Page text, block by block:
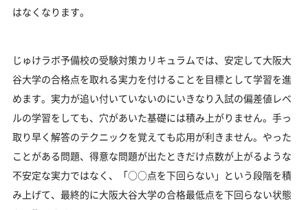
はなくなります。
じゅけラボ予備校の受験対策カリキュラムでは、安定して大阪大
谷大学の合格点を取れる実力を付けることを目標として学習を進
めます。実力が追い付いていないのにいきなり入試の偏差値レベ
ルの学習をしても、穴があいた基礎には積み上がりません。手っ
取り早く解答のテクニックを覚えても応用が利きません。やった
ことがある問題、得意な問題が出たときだけ点数が上がるような
不安定な実力ではなく、「○○点を下回らない」という段階を積
み上げて、最終的に大阪大谷大学の合格最低点を下回らない状態